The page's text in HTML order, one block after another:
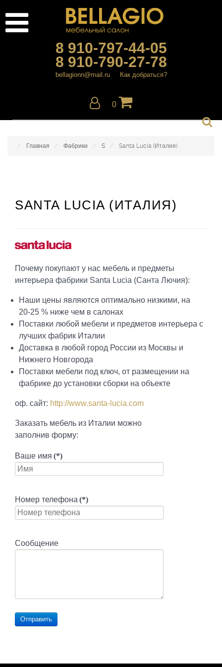
8 910-797-44-05
8 910-790-27-78
bellagionn@mail.ru Как добраться?
0
Главная Фабрики S Santa Lucia (Италия)
SANTA LUCIA (ИТАЛИЯ)
Почему покупают у нас мебель и предметы
интерьера фабрики Santa Lucia (Санта Лючия):
Наши цены являются оптимально низкими, на
20-25 % ниже чем в салонах
Поставки любой мебели и предметов интерьера с
лучших фабрик Италии
Доставка в любой город России из Москвы и
Нижнего Новгорода
Поставки мебели под ключ, от размещении на
фабрике до установки сборки на объекте
оф. сайт: http://www.santa-lucia.com
Заказать мебель из Италии можно
заполнив форму:
Ваше имя (*)
Номер телефона (*)
Сообщение
Отправить